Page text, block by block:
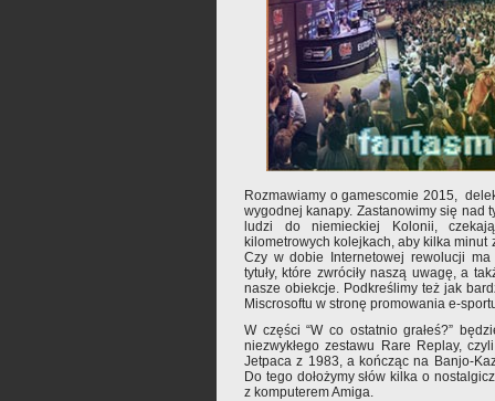
Rozmawiamy o gamescomie 2015,
wygodnej kanapy. Zastanowimy się nad
ludzi do niemieckiej Kolonii,
kilometrowych kolejkach, aby kilka minut
Czy w dobie Internetowej rewolucji
tytuły, które zwróciły naszą uwagę, a
nasze obiekcje. Podkreślimy też jak
Miscrosoftu w stronę promowania e-
W części “W co ostatnio grałeś?”
niezwykłego zestawu Rare Replay,
Jetpaca z 1983, a kończąc na Banjo-
Do tego dołożymy słów kilka o
z komputerem Amiga.